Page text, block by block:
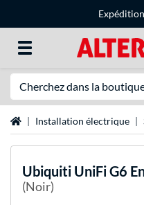
Page d'accueil
Installation électrique
Ubiquiti UniFi G6
(Noir)